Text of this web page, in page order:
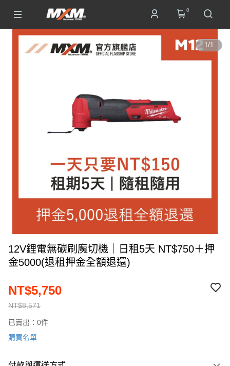
0
1/1
12V鋰電無碳刷魔切機｜日租5天 NT$750＋押
金5000(退租押金全額退還)
NT$8,571
NT$5,750
已賣出：0件
購買名單